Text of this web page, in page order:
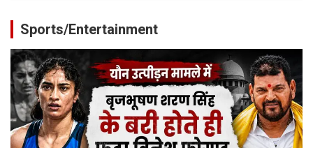
Sports/Entertainment